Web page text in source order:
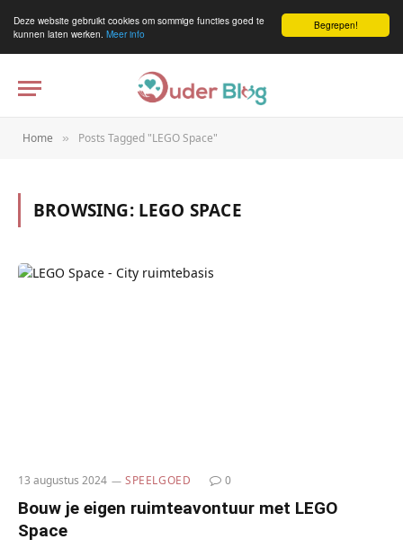
Begrepen!
Deze website gebruikt cookies om sommige functies goed te
kunnen laten werken. Meer info
Home » Posts Tagged "LEGO Space"
BROWSING: LEGO SPACE
13 augustus 2024 SPEELGOED 0
Bouw je eigen ruimteavontuur met LEGO
Space